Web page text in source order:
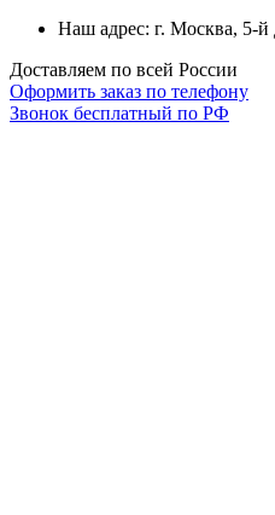
Наш адрес: г. Москва, 5-й
Доставляем по всей России
Оформить заказ по телефону
Звонок бесплатный по РФ